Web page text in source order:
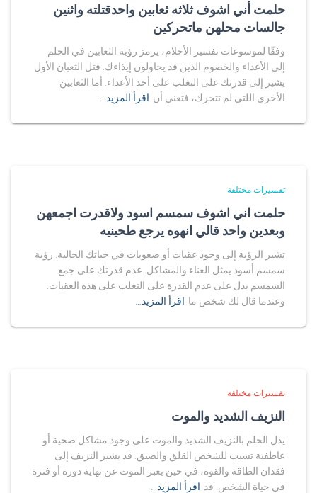
حلمت أني اشوف ثلاثه ثعابين واحدقتلته واثنين
جالسات محلهن ماتحركين
وفقًا لموسوعات تفسير الأحلام، يرمز رؤية الثعابين في الحلم
إلى الأعداء والخصوم الذين قد يحاولون إيذاءك. قتل الثعبان الأول
يشير إلى قدرتك على التغلب على أحد الأعداء. أما الثعابين
الأخرى اللتي لم تتحرك، فتعني أن اقرأ المزيد…
تفسيرات مختلفة
حلمت اني اشوف سمسم اسود ولاقدرت اجمعهن
وبعدين واحد قالي انهوه يرجع طحينيه
تشير الرؤية إلى وجود عقبات أو صعوبات في حياتك الحالية. رؤية
سمسم أسود يمثل العناء والمشاكل. عدم قدرتك على جمع
السمسم يدل على عدم القدرة على التغلب على هذه العقبات.
وعندما قال لك شخص ما اقرأ المزيد…
تفسيرات مختلفة
النزيف الشديد والموت
يدل الحلم بالنزيف الشديد والموت على وجود مشاكل صحية أو
عاطفية تسبب للشخص القلق والضيق. قد يشير النزيف إلى
فقدان الطاقة والقوة، في حين يعبر الموت عن نهاية دورة أو فترة
في حياة الشخص. قد اقرأ المزيد…